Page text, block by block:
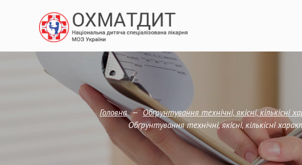
Головна — Обґрунтування технічні, якісні,
Обґрунтування технічні, якісні, кількісні